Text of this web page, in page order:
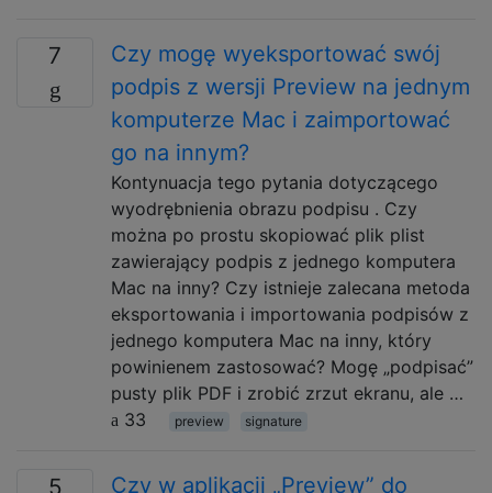
7
Czy mogę wyeksportować swój
podpis z wersji Preview na jednym
komputerze Mac i zaimportować
go na innym?
Kontynuacja tego pytania dotyczącego
wyodrębnienia obrazu podpisu . Czy
można po prostu skopiować plik plist
zawierający podpis z jednego komputera
Mac na inny? Czy istnieje zalecana metoda
eksportowania i importowania podpisów z
jednego komputera Mac na inny, który
powinienem zastosować? Mogę „podpisać”
pusty plik PDF i zrobić zrzut ekranu, ale …
33
preview signature
5 Czy w aplikacji „Preview” do